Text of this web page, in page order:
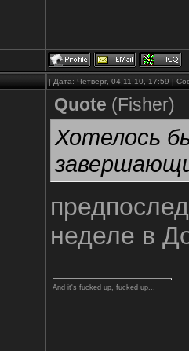
| Дата: Четверг, 04.11.10, 17:59 |
Quote (Fisher)
Хотелось
неделе в
And it's fucked up, fucked up...